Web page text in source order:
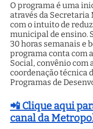
O programa é uma
através da Secretaria
com o intuito de
municipal de ensino.
30 horas semanais e
programa conta com
Social, convênio com
coordenação técnica
Programas de
📲 Clique aqui
canal da